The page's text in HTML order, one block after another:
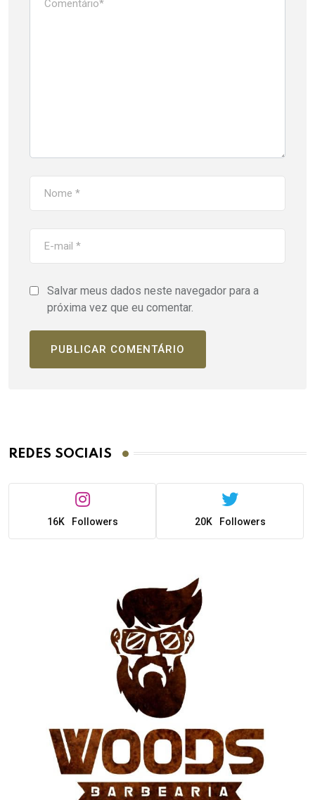
Salvar meus dados neste navegador para a
próxima vez que eu comentar.
REDES SOCIAIS
16K Followers 20K Followers